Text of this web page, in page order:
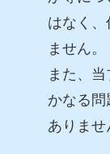
はなく、
ません。
また、
かなる
ありませ